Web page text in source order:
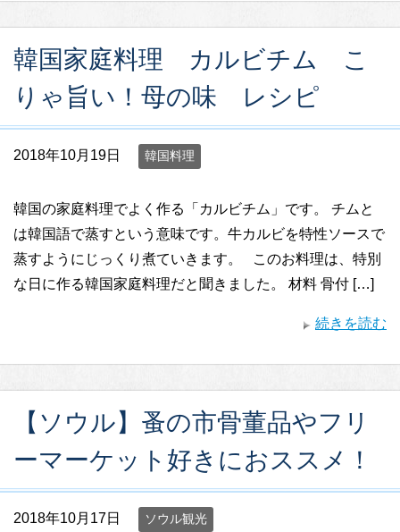
韓国家庭料理 カルビチム こ
りゃ旨い！母の味 レシピ
2018年10月19日 韓国料理
韓国の家庭料理でよく作る「カルビチム」です。 チムと
は韓国語で蒸すという意味です。牛カルビを特性ソースで
蒸すようにじっくり煮ていきます。 このお料理は、特別
な日に作る韓国家庭料理だと聞きました。 材料 骨付 […]
続きを読む
【ソウル】蚤の市骨董品やフリ
ーマーケット好きにおススメ！
2018年10月17日 ソウル観光